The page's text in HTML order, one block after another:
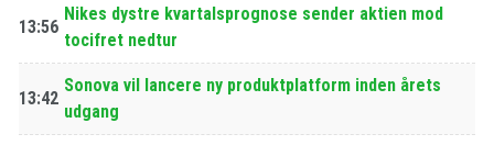
13:56
Nikes dystre kvartalsprognose sender aktien mod
tocifret nedtur
13:42
Sonova vil lancere ny produktplatform inden årets
udgang